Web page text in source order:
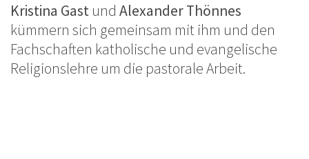
Kristina Gast und Alexander Thönnes
kümmern sich gemeinsam mit ihm und den
Fachschaften katholische und evangelische
Religionslehre um die pastorale Arbeit.